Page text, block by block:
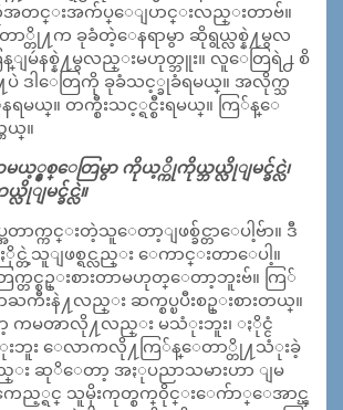
တင္းအက်ပ္ေျပာင္းလည္းတာဗ်။
တို႔က ခုခံတဲ့ေနရာမွာ ဆိုရွယ္လစ္နဲ႔မွလ
ျမဴနစ္နဲ႔မွလည္းမဟုတ္ဘူး။ လူေတြရဲ႕ စိ
ဒါေတြကို ခုခံသင့္ခုခံရမယ္။ အလိုက္သ
ယ္။ တက္စီးသင့္ရင္စီးရမယ္။ ကြ်န္ေ
ယ္။
မယ့္နွစ္ေတြမွာ ကိုယ့္ကိုကိုယ္ဘယ္လိုျမင္ခ်င္လဲ၊
ျမင္ခ်င္လဲ။
ာက္ကင္းတဲ့သူေတာ့ျဖစ္ခ်င္တာေပါ့ဗ်ာ။ ဒီ
င္တဲ့သူျဖစ္ရင္လည္း ေကာင္းတာေပါ့။
င္စဥ္းစားတာမဟုတ္ေတာ့ဘူးဗ်။ ကြ်
းနဲ႔လည္း ဆက္စပ္ၿပီးစဥ္းစားတယ္။
ကမၻာလို႔လည္း မသံုးဘူး၊ ႏိုင္ငံ
ဘူး ေလာကလို႔ကြ်န္ေတာ္တို႔သံုးခဲ့
း ဆုိေတာ့ အႏုပညာသမားဟာ ျမ
ကည့္ရင္ သူမိုးကုတ္စက္၀ိုင္းေက်ာ္ေအာင္ၾ